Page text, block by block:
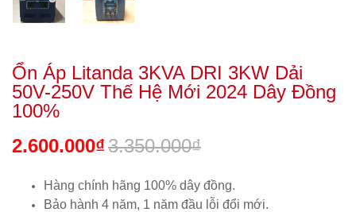
Ổn Áp Litanda 3KVA DRI 3KW Dải
50V-250V Thế Hệ Mới 2024 Dây Đồng
100%
2.600.000₫3.350.000₫
Hàng chính hãng 100% dây đồng.
Bảo hành 4 năm, 1 năm đầu lỗi đổi mới.